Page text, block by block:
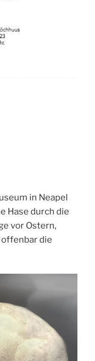
in Neapel
Hase durch die
vor Ostern,
die